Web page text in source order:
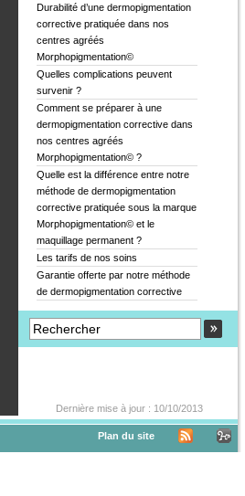
Durabilité d’une dermopigmentation
corrective pratiquée dans nos
centres agréés
Morphopigmentation©
Quelles complications peuvent
survenir ?
Comment se préparer à une
dermopigmentation corrective dans
nos centres agréés
Morphopigmentation© ?
Quelle est la différence entre notre
méthode de dermopigmentation
corrective pratiquée sous la marque
Morphopigmentation© et le
maquillage permanent ?
Les tarifs de nos soins
Garantie offerte par notre méthode
de dermopigmentation corrective
Dernière mise à jour : 10/10/2013
Plan du site